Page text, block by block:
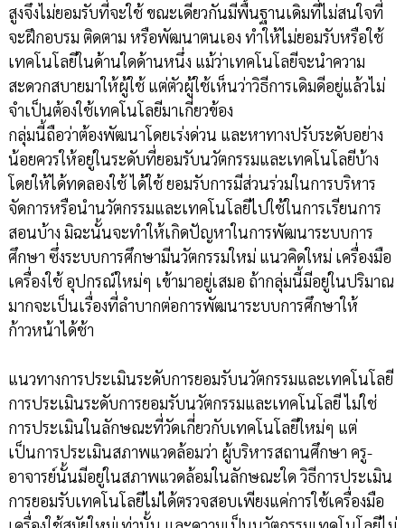
สูงจึงไม่ยอมรับที่จะใช้ ขณะเดียวกันมีพื้นฐานเดิมที่ไม่สนใจที่
จะฝึกอบรม ติดตาม หรือพัฒนาตนเอง ทำให้ไม่ยอมรับหรือใช้
เทคโนโลยีในด้านใดด้านหนึ่ง แม้ว่าเทคโนโลยีจะนำความ
สะดวกสบายมาให้ผู้ใช้ แต่ตัวผู้ใช้เห็นว่าวิธีการเดิมดีอยู่แล้วไม่
จำเป็นต้องใช้เทคโนโลยีมาเกี่ยวข้อง
กลุ่มนี้ถือว่าต้องพัฒนาโดยเร่งด่วน และหาทางปรับระดับอย่าง
น้อยควรให้อยู่ในระดับที่ยอมรับนวัตกรรมและเทคโนโลยีบ้าง
โดยให้ได้ทดลองใช้ ได้ใช้ ยอมรับการมีส่วนร่วมในการบริหาร
จัดการหรือนำนวัตกรรมและเทคโนโลยีไปใช้ในการเรียนการ
สอนบ้าง มิฉะนั้นจะทำให้เกิดปัญหาในการพัฒนาระบบการ
ศึกษา ซึ่งระบบการศึกษามีนวัตกรรมใหม่ แนวคิดใหม่ เครื่องมือ
เครื่องใช้ อุปกรณ์ใหม่ๆ เข้ามาอยู่เสมอ ถ้ากลุ่มนี้มีอยู่ในปริมาณ
มากจะเป็นเรื่องที่ลำบากต่อการพัฒนาระบบการศึกษาให้
ก้าวหน้าได้ช้า
แนวทางการประเมินระดับการยอมรับนวัตกรรมและเทคโนโลยี
การประเมินระดับการยอมรับนวัตกรรมและเทคโนโลยี ไม่ใช่
การประเมินในลักษณะที่วัดเกี่ยวกับเทคโนโลยีใหม่ๆ แต่
เป็นการประเมินสภาพแวดล้อมว่า ผู้บริหารสถานศึกษา ครู-
อาจารย์นั้นมีอยู่ในสภาพแวดล้อมในลักษณะใด วิธีการประเมิน
การยอมรับเทคโนโลยีไม่ได้ตรวจสอบเพียงแค่การใช้เครื่องมือ